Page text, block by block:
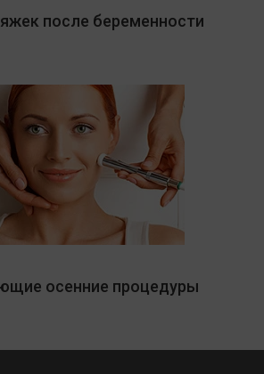
после беременности
осенние процедуры